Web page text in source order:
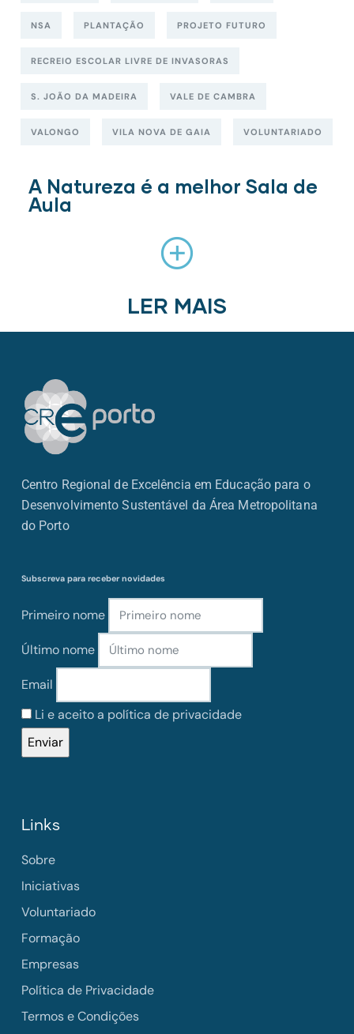
NSA PLANTAÇÃO PROJETO FUTURO
RECREIO ESCOLAR LIVRE DE INVASORAS
S. JOÃO DA MADEIRA VALE DE CAMBRA
VALONGO VILA NOVA DE GAIA VOLUNTARIADO
A Natureza é a melhor Sala de
Aula
LER MAIS
Centro Regional de Excelência em Educação para o
Desenvolvimento Sustentável da Área Metropolitana
do Porto
Subscreva para receber novidades
Primeiro nome
Último nome
Email
Li e aceito a política de privacidade
Links
Sobre
Iniciativas
Voluntariado
Formação
Empresas
Política de Privacidade
Termos e Condições